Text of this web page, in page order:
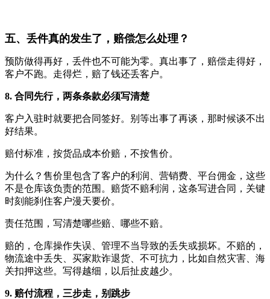
五、丢件真的发生了，赔偿怎么处理？
预防做得再好，丢件也不可能为零。真出事了，赔偿走得好，
客户不跑。走得烂，赔了钱还丢客户。
8. 合同先行，两条条款必须写清楚
客户入驻时就要把合同签好。别等出事了再谈，那时候谈不出
好结果。
赔付标准，按货品成本价赔，不按售价。
为什么？售价里包含了客户的利润、营销费、平台佣金，这些
不是仓库该负责的范围。赔货不赔利润，这条写进合同，关键
时刻能刹住客户漫天要价。
责任范围，写清楚哪些赔、哪些不赔。
赔的，仓库操作失误、管理不当导致的丢失或损坏。不赔的，
物流途中丢失、买家欺诈退货、不可抗力，比如自然灾害、海
关扣押这些。写得越细，以后扯皮越少。
9. 赔付流程，三步走，别跳步